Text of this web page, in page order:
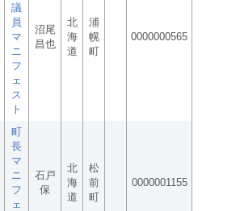
議
員
マ
ニ
フ
ェ
ス
ト
沼尾
昌也
北
海
道
浦
幌
町
0000000565
町
長
マ
ニ
フ
ェ
石戸
保
北
海
道
松
前
町
0000001155